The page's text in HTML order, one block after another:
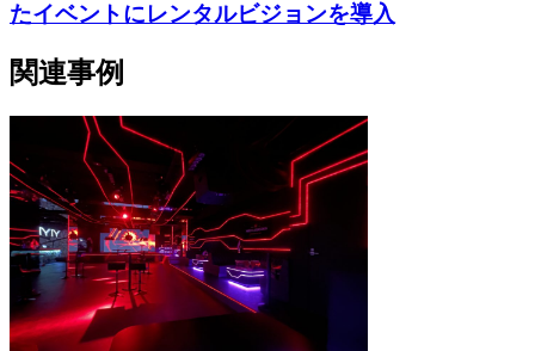
たイベントにレンタルビジョンを導入
関連事例